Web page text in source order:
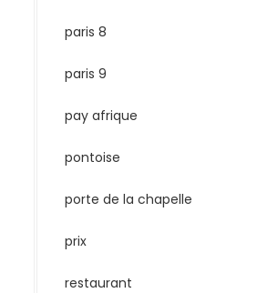
paris 8
paris 9
pay afrique
pontoise
porte de la chapelle
prix
restaurant